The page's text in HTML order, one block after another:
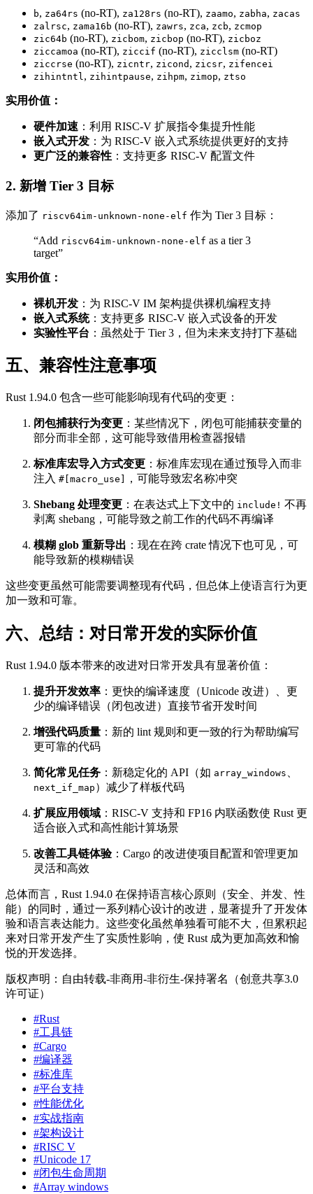
b, za64rs (no-RT), za128rs (no-RT), zaamo, zabha, zacas
zalrsc, zama16b (no-RT), zawrs, zca, zcb, zcmop
zic64b (no-RT), zicbom, zicbop (no-RT), zicboz
ziccamoa (no-RT), ziccif (no-RT), zicclsm (no-RT)
ziccrse (no-RT), zicntr, zicond , zicsr, zifencei
zihintntl, zihintpause, zihpm, zimop, ztso
实用价值：
硬件加速 ：利用 RISC-V 扩展指令集提升性能
嵌入式开发 ：为 RISC-V 嵌入式系统提供更好的支持
更广泛的兼容性 ：支持更多 RISC-V 配置文件
2. 新增 Tier 3 目标
添加了 riscv64im-unknown-none-elf 作为 Tier 3 目标：
“Add riscv64im-unknown-none-elf as a tier 3
target”
实用价值：
裸机开发 ：为 RISC-V IM 架构提供裸机编程支持
嵌入式系统：支持更多 RISC-V 嵌入式设备的开发
实验性平台 ：虽然处于 Tier 3，但为未来支持打下基础
五、兼容性注意事项
Rust 1.94.0 包含一些可能影响现有代码的变更：
闭包捕获行为变更 ：某些情况下，闭包可能捕获变量的
部分而非全部，这可能导致借用检查器报错
标准库宏导入方式变更 ：标准库宏现在通过预导入而非
注入 #[macro_use] ，可能导致宏名称冲突
Shebang 处理变更 ：在表达式上下文中的 include! 不再
剥离 shebang，可能导致之前工作的代码不再编译
模糊 glob 重新导出 ：现在在跨 crate 情况下也可见，可
能导致新的模糊错误
这些变更虽然可能需要调整现有代码，但总体上使语言行为更
加一致和可靠。
六、总结：对日常开发的实际价值
Rust 1.94.0 版本带来的改进对日常开发具有显著价值：
提升开发效率 ：更快的编译速度（Unicode 改进）、更
少的编译错误（闭包改进）直接节省开发时间
增强代码质量 ：新的 lint 规则和更一致的行为帮助编写
更可靠的代码
简化常见任务 ：新稳定化的 API（如 array_windows
next_if_map ）减少了样板代码
扩展应用领域 ：RISC-V 支持和 FP16 内联函数使 Rust 更
适合嵌入式和高性能计算场景
改善工具链体验：Cargo 的改进使项目配置和管理更加
灵活和高效
总体而言，Rust 1.94.0 在保持语言核心原则（安全、并发、性
能）的同时，通过一系列精心设计的改进，显著提升了开发体
验和语言表达能力。这些变化虽然单独看可能不大，但累积起
来对日常开发产生了实质性影响，使 Rust 成为更加高效和愉
悦的开发选择。
版权声明：自由转载-非商用-非衍生-保持署名（创意共享3.0
许可证）
#Rust
#工具链
#Cargo
#编译器
#标准库
#平台支持
#性能优化
#实战指南
#架构设计
#RISC V
#Unicode 17
#闭包生命周期
#Array windows